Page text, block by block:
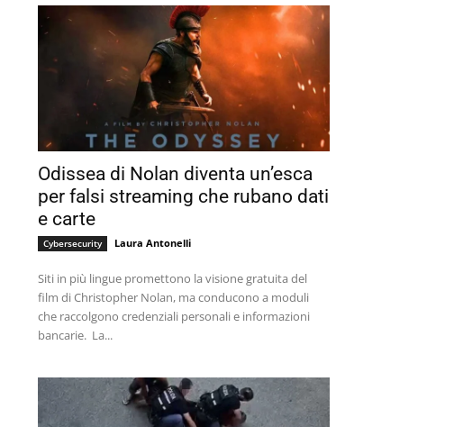
Odissea di Nolan diventa un’esca
per falsi streaming che rubano dati
e carte
Cybersecurity Laura Antonelli
Siti in più lingue promettono la visione gratuita del
film di Christopher Nolan, ma conducono a moduli
che raccolgono credenziali personali e informazioni
bancarie. La...